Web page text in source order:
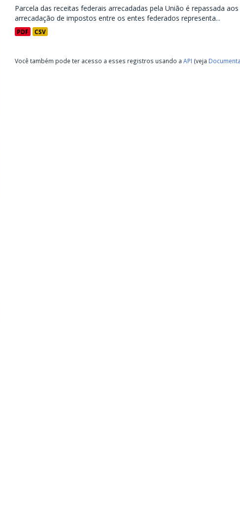
Parcela das receitas federais arrecadadas pela União é repassada
arrecadação de impostos entre os entes federados representa...
PDF CSV
Você também pode ter acesso a esses registros usando a API (veja